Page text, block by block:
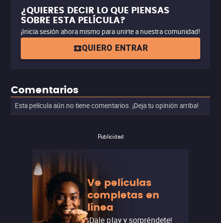
¿QUIERES DECIR LO QUE PIENSAS
SOBRE ESTA PELÍCULA?
¡Inicia sesión ahora mismo para unirte a nuestra comunidad!
QUIERO ENTRAR
Comentarios
Esta película aún no tiene comentarios. ¡Deja tu opinión arriba!
Publicidad
Ve películas
completas en
línea
¡Dale play y sorpréndete!